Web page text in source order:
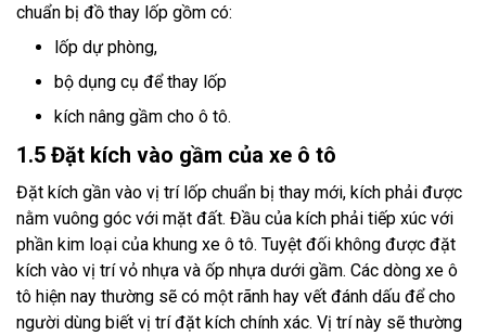
chuẩn bị đồ thay lốp gồm có:
lốp dự phòng,
bộ dụng cụ để thay lốp
kích nâng gầm cho ô tô.
1.5 Đặt kích vào gầm của xe ô tô
Đặt kích gần vào vị trí lốp chuẩn bị thay mới, kích phải được
nằm vuông góc với mặt đất. Đầu của kích phải tiếp xúc với
phần kim loại của khung xe ô tô. Tuyệt đối không được đặt
kích vào vị trí vỏ nhựa và ốp nhựa dưới gầm. Các dòng xe ô
tô hiện nay thường sẽ có một rãnh hay vết đánh dấu để cho
người dùng biết vị trí đặt kích chính xác. Vị trí này sẽ thường